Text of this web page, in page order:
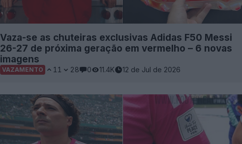
Vaza-se as chuteiras exclusivas Adidas F50 Messi
26-27 de próxima geração em vermelho – 6 novas
imagens
VAZAMENTO 11 28 0 11.4K 12 de Jul de 2026